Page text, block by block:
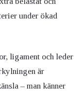
under ökad
ligament och leder
är
– man känner